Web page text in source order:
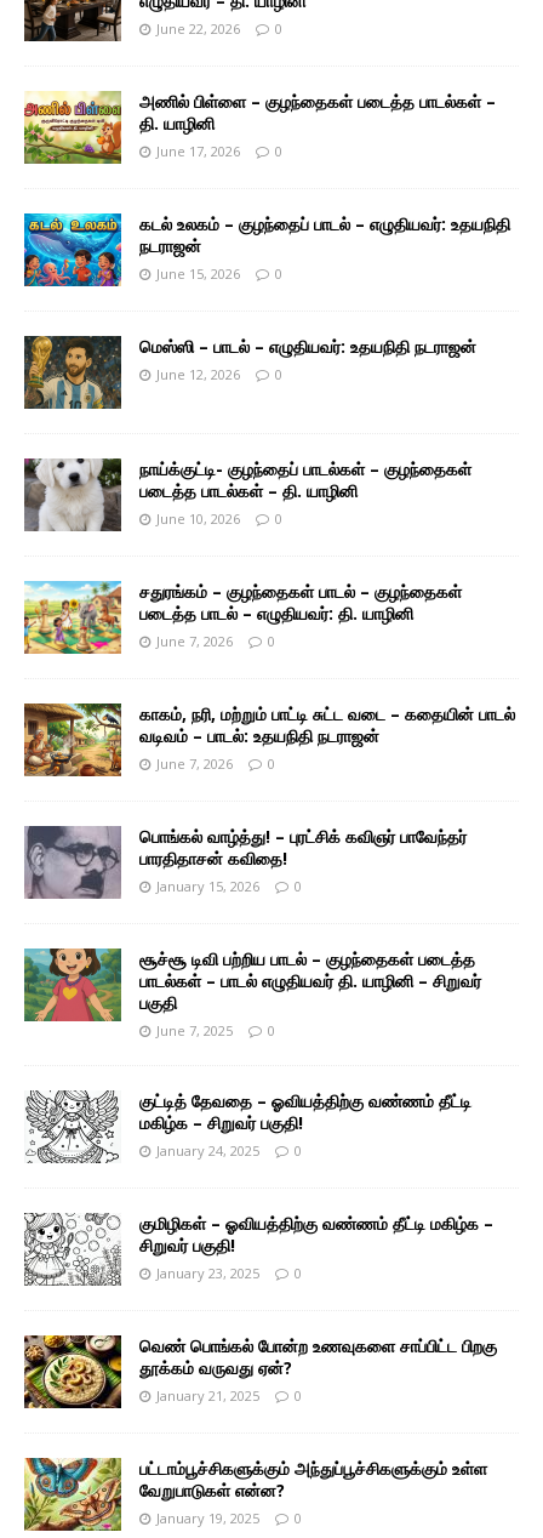
June 22, 2026 0
அணில் பிள்ளை – குழந்தைகள் படைத்த பாடல்கள் –
தி. யாழினி
June 17, 2026 0
கடல் உலகம் – குழந்தைப் பாடல் – எழுதியவர்: உதயநிதி
நடராஜன்
June 15, 2026 0
மெஸ்ஸி – பாடல் – எழுதியவர்: உதயநிதி நடராஜன்
June 12, 2026 0
நாய்க்குட்டி- குழந்தைப் பாடல்கள் – குழந்தைகள்
படைத்த பாடல்கள் – தி. யாழினி
June 10, 2026 0
சதுரங்கம் – குழந்தைகள் பாடல் – குழந்தைகள்
படைத்த பாடல் – எழுதியவர்: தி. யாழினி
June 7, 2026 0
காகம், நரி, மற்றும் பாட்டி சுட்ட வடை – கதையின் பாடல்
வடிவம் – பாடல்: உதயநிதி நடராஜன்
June 7, 2026 0
பொங்கல் வாழ்த்து! – புரட்சிக் கவிஞர் பாவேந்தர்
பாரதிதாசன் கவிதை!
January 15, 2026 0
சூச்சூ டிவி பற்றிய பாடல் – குழந்தைகள் படைத்த
பாடல்கள் – பாடல் எழுதியவர் தி. யாழினி – சிறுவர்
பகுதி
June 7, 2025 0
குட்டித் தேவதை – ஓவியத்திற்கு வண்ணம் தீட்டி
மகிழ்க – சிறுவர் பகுதி!
January 24, 2025 0
குமிழிகள் – ஓவியத்திற்கு வண்ணம் தீட்டி மகிழ்க –
சிறுவர் பகுதி!
January 23, 2025 0
வெண் பொங்கல் போன்ற உணவுகளை சாப்பிட்ட பிறகு
தூக்கம் வருவது ஏன்?
January 21, 2025 0
பட்டாம்பூச்சிகளுக்கும் அந்துப்பூச்சிகளுக்கும் உள்ள
வேறுபாடுகள் என்ன?
January 19, 2025 0